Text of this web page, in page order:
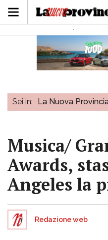
Sei in: La Nuova
Musica/
Awards,
Angeles la
Redazione web